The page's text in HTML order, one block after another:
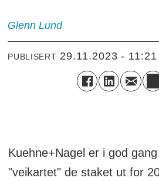
Glenn Lund
PUBLISERT 29.11.2023 - 11:21
Kuehne+Nagel er i god
"veikartet" de staket ut for